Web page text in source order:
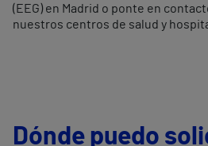
(EEG) en Madrid o ponte en
nuestros centros de salud y
Dónde puedo